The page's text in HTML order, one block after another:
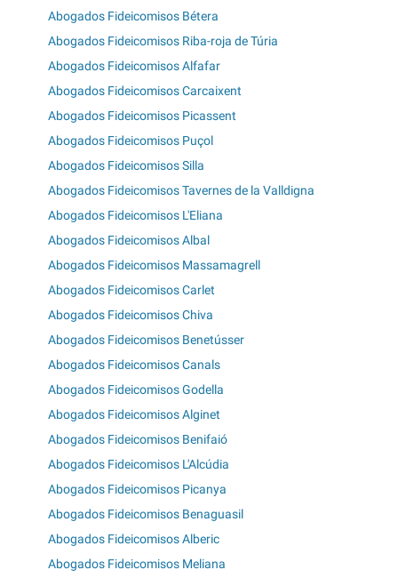
Abogados Fideicomisos Bétera
Abogados Fideicomisos Riba-roja de Túria
Abogados Fideicomisos Alfafar
Abogados Fideicomisos Carcaixent
Abogados Fideicomisos Picassent
Abogados Fideicomisos Puçol
Abogados Fideicomisos Silla
Abogados Fideicomisos Tavernes de la Valldigna
Abogados Fideicomisos L'Eliana
Abogados Fideicomisos Albal
Abogados Fideicomisos Massamagrell
Abogados Fideicomisos Carlet
Abogados Fideicomisos Chiva
Abogados Fideicomisos Benetússer
Abogados Fideicomisos Canals
Abogados Fideicomisos Godella
Abogados Fideicomisos Alginet
Abogados Fideicomisos Benifaió
Abogados Fideicomisos L'Alcúdia
Abogados Fideicomisos Picanya
Abogados Fideicomisos Benaguasil
Abogados Fideicomisos Alberic
Abogados Fideicomisos Meliana